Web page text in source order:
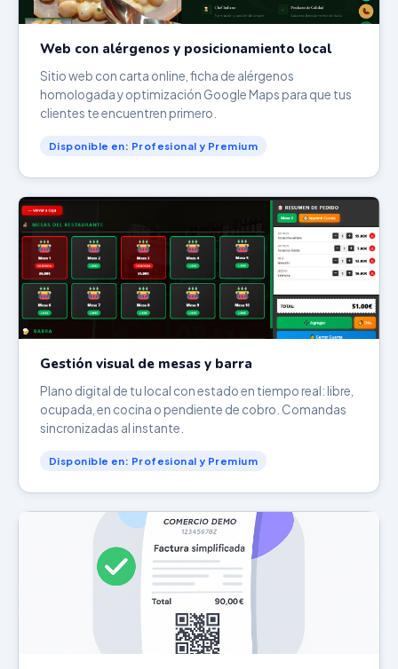
Web con alérgenos y posicionamiento local
Sitio web con carta online, ficha de alérgenos
homologada y optimización Google Maps para que tus
clientes te encuentren primero.
Disponible en: Profesional y Premium
Gestión visual de mesas y barra
Plano digital de tu local con estado en tiempo real: libre,
ocupada, en cocina o pendiente de cobro. Comandas
sincronizadas al instante.
Disponible en: Profesional y Premium